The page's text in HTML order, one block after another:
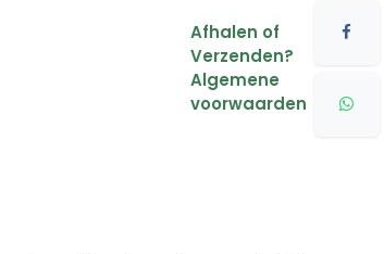
Afhalen of
Verzenden?
Algemene
voorwaarden